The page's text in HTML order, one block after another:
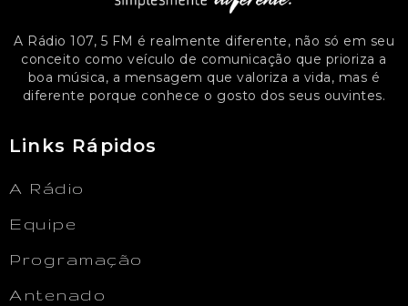
A Rádio 107, 5 FM é realmente diferente, não só em seu
conceito como veículo de comunicação que prioriza a
boa música, a mensagem que valoriza a vida, mas é
diferente porque conhece o gosto dos seus ouvintes.
Links Rápidos
A Rádio
Equipe
Programação
Antenado